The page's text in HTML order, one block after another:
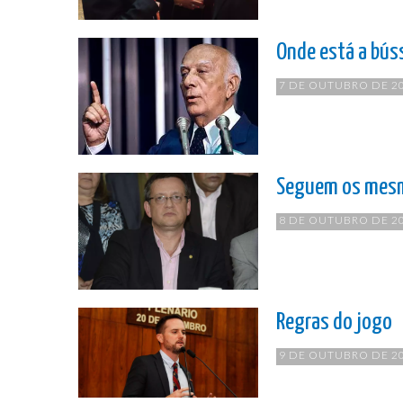
Onde está a
7 DE OUTUBRO DE
Seguem os
8 DE OUTUBRO DE
Regras do jogo
9 DE OUTUBRO DE